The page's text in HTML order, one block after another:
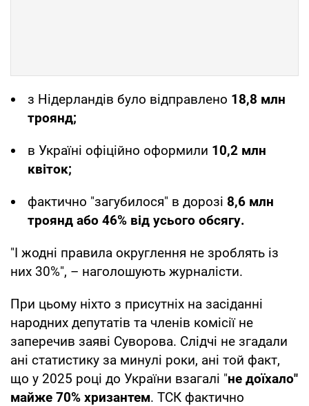
з Нідерландів було відправлено 18,8 млн
троянд;
в Україні офіційно оформили 10,2 млн
квіток;
фактично "загубилося" в дорозі 8,6 млн
троянд або 46% від усього обсягу.
"І жодні правила округлення не зроблять із
них 30%", – наголошують журналісти.
При цьому ніхто з присутніх на засіданні
народних депутатів та членів комісії не
заперечив заяві Суворова. Слідчі не згадали
ані статистику за минулі роки, ані той факт,
що у 2025 році до України взагалі "не доїхало"
майже 70% хризантем. ТСК фактично